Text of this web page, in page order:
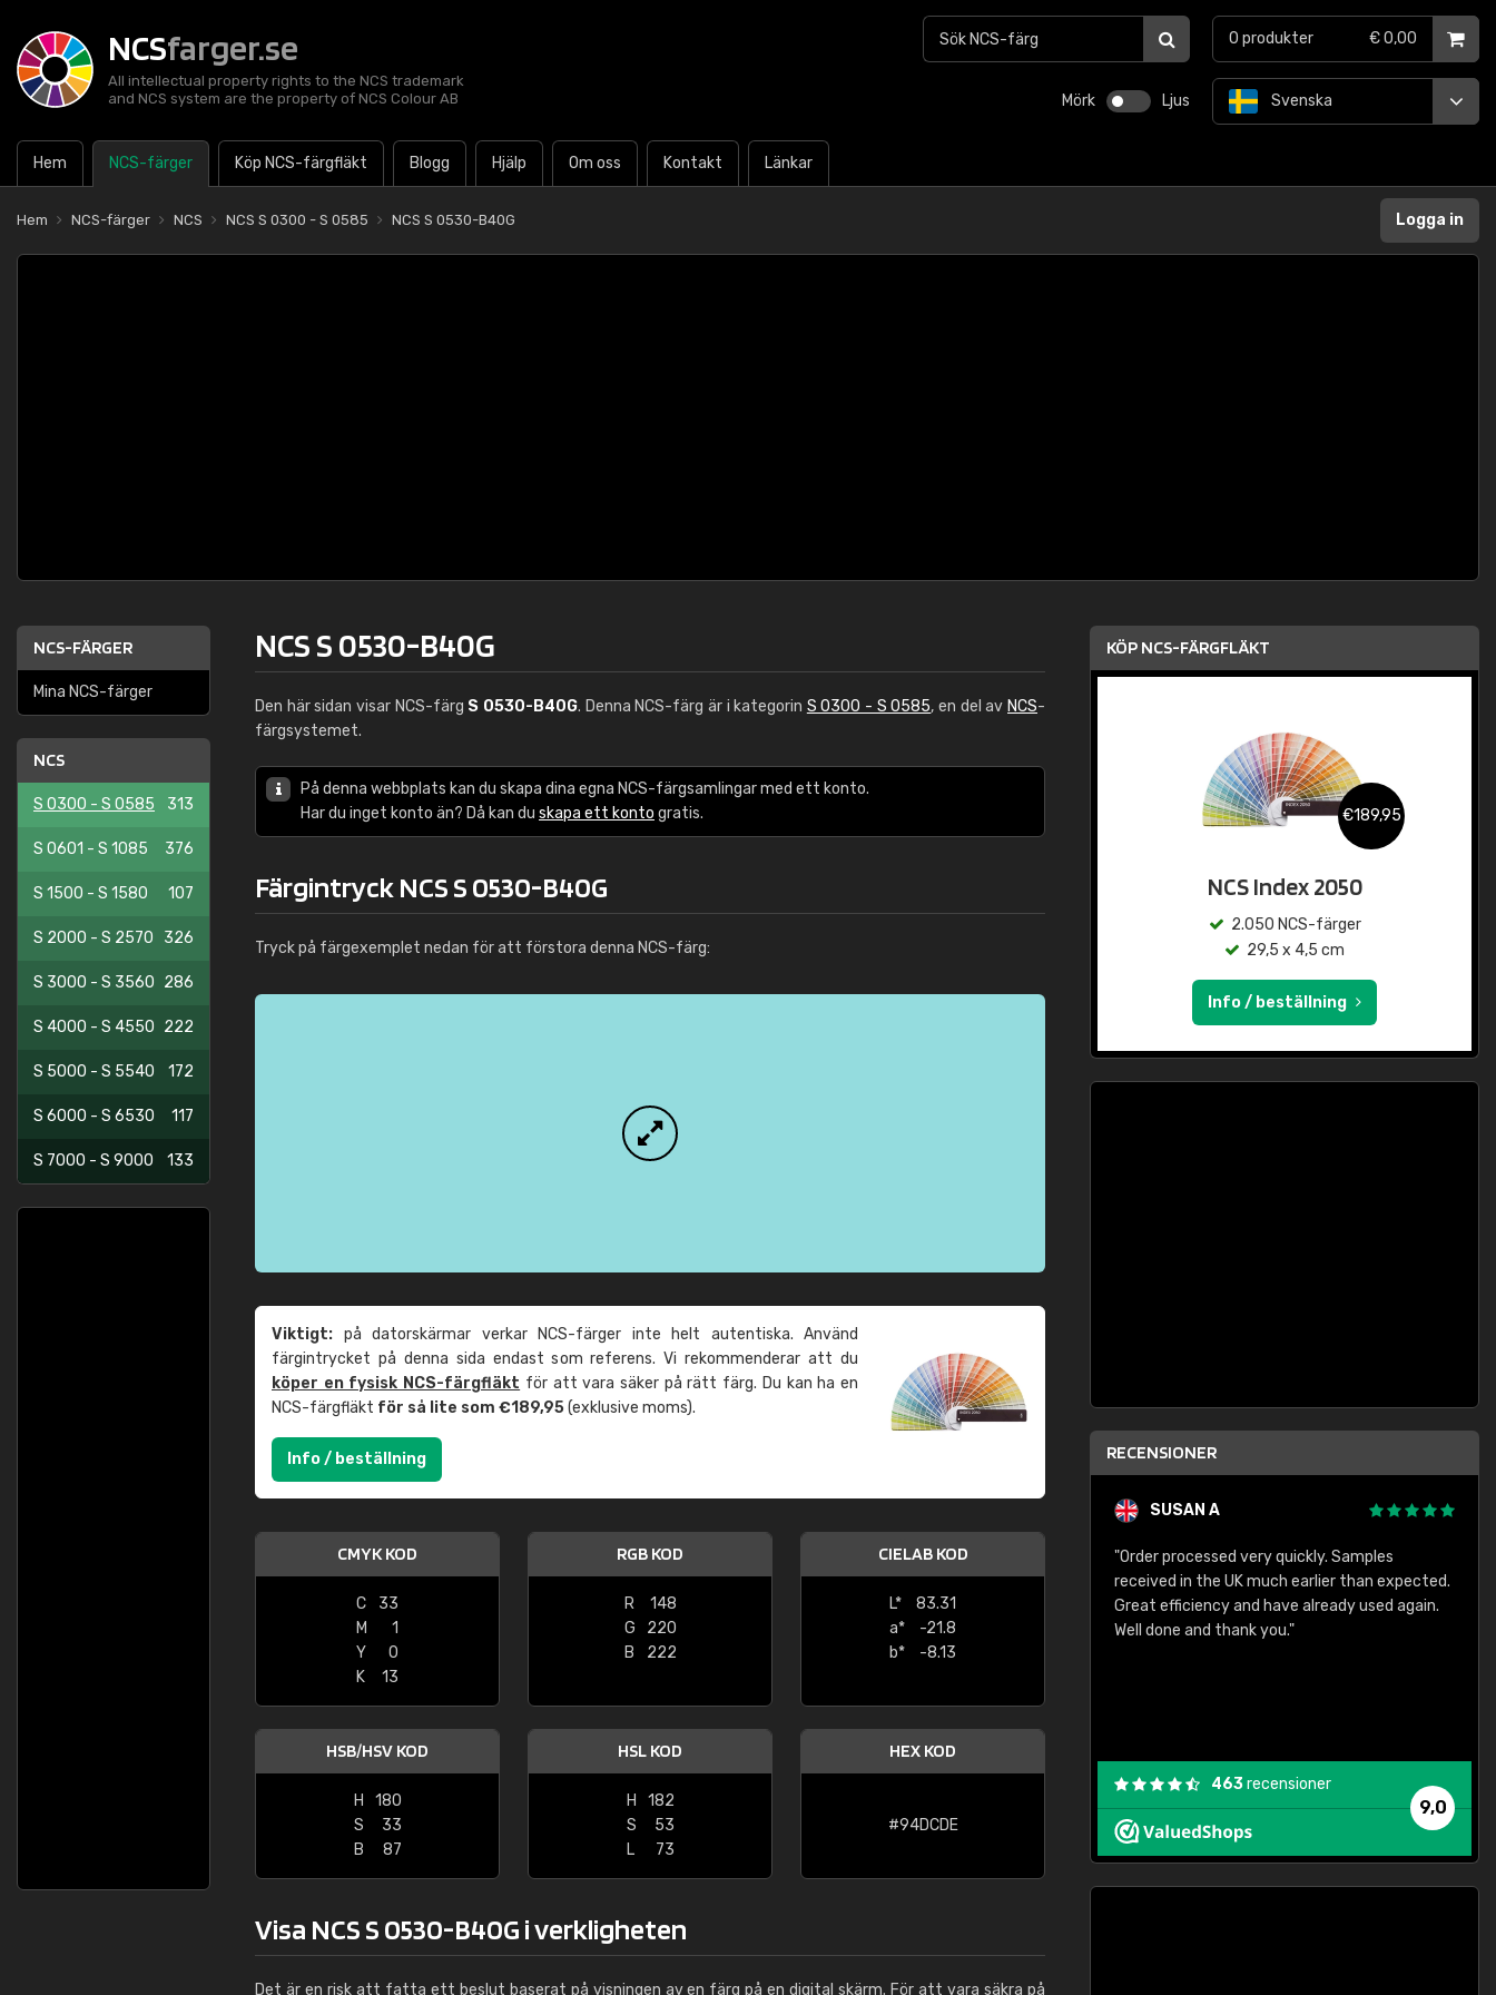
NCSfarger.se
All intellectual property rights to the NCS trademark
and NCS system are the property of NCS Colour AB
Mörk Ljus
Hem NCS-färger Köp NCS-färgfläkt Blogg Hjälp Om oss Kontakt Länkar
Svenska
0 produkter € 0,00
Hem NCS-färger NCS NCS S 0300 - S 0585 NCS S 0530-B40G Logga in
NCS-FÄRGER
Mina NCS-färger
NCS
S 0300 - S 0585 313
S 0601 - S 1085 376
S 1500 - S 1580 107
S 2000 - S 2570 326
S 3000 - S 3560 286
S 4000 - S 4550 222
S 5000 - S 5540 172
S 6000 - S 6530 117
S 7000 - S 9000 133
NCS S 0530-B40G
Den här sidan visar NCS-färg S 0530-B40G. Denna NCS-färg är i kategorin S 0300 - S 0585, en del av NCS-
färgsystemet.
På denna webbplats kan du skapa dina egna NCS-färgsamlingar med ett konto.
Har du inget konto än? Då kan du skapa ett konto gratis.
Färgintryck NCS S 0530-B40G
Tryck på färgexemplet nedan för att förstora denna NCS-färg:
Viktigt: på datorskärmar verkar NCS-färger inte helt autentiska. Använd
färgintrycket på denna sida endast som referens. Vi rekommenderar att du
köper en fysisk NCS-färgfläkt för att vara säker på rätt färg. Du kan ha en
NCS-färgfläkt för så lite som €189,95(exklusive moms).
Info / beställning
CMYK KOD
C
33
M
1
Y
0
K
13
RGB KOD
R
148
G
220
B
222
CIELAB KOD
L*
83.31
a*
-21.8
b*
-8.13
HSB/HSV KOD
H
180
S
33
B
87
HSL KOD
H
182
S
53
L
73
HEX KOD
#94DCDE
Visa NCS S 0530-B40G i verkligheten
Det är en risk att fatta ett beslut baserat på visningen av en färg på en digital skärm. För att vara säkra på
KÖP NCS-FÄRGFLÄKT
€189,95
NCS Index 2050
2.050 NCS-färger
29,5 x 4,5 cm
Info / beställning
RECENSIONER
Windows
"Great product and speedy delivery"
SUSAN A
"Order processed very quickly. Samples
received in the UK much earlier than expected.
Great efficiency and have already used again.
Well done and thank you."
9,0
463recensioner